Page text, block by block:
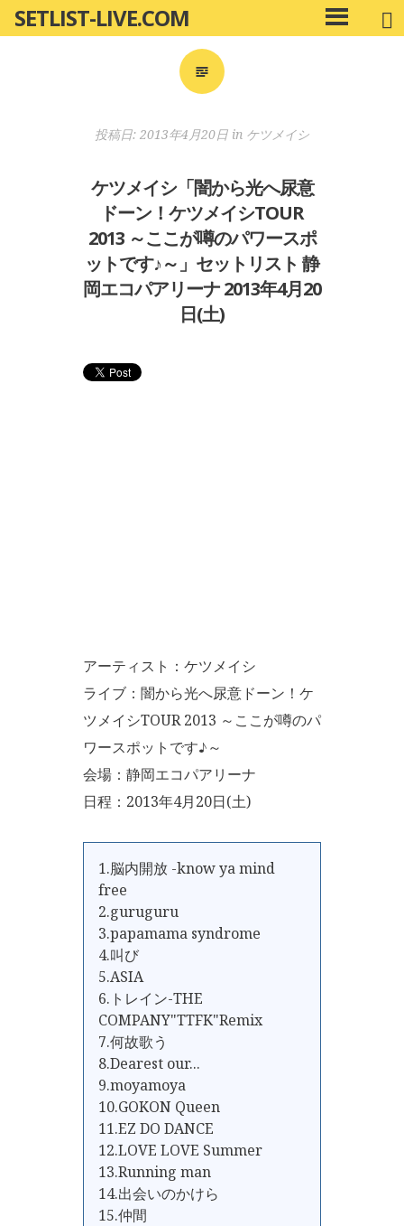
ン
SETLIST-LIVE.COM
メ
イ
投稿日: 2013年4月20日 in ケツメイシ
ケツメイシ「闇から光へ尿意
ドーン！ケツメイシTOUR
2013 ～ここが噂のパワースポ
ットです♪～」セットリスト 静
岡エコパアリーナ 2013年4月20
日(土)
アーティスト：ケツメイシ
ライブ：闇から光へ尿意ドーン！ケ
ツメイシTOUR 2013 ～ここが噂のパ
ワースポットです♪～
会場：静岡エコパアリーナ
日程：2013年4月20日(土)
1.脳内開放 -know ya mind
free
2.guruguru
3.papamama syndrome
4.叫び
5.ASIA
6.トレイン-THE
COMPANY"TTFK"Remix
7.何故歌う
8.Dearest our...
9.moyamoya
10.GOKON Queen
11.EZ DO DANCE
12.LOVE LOVE Summer
13.Running man
14.出会いのかけら
15.仲間